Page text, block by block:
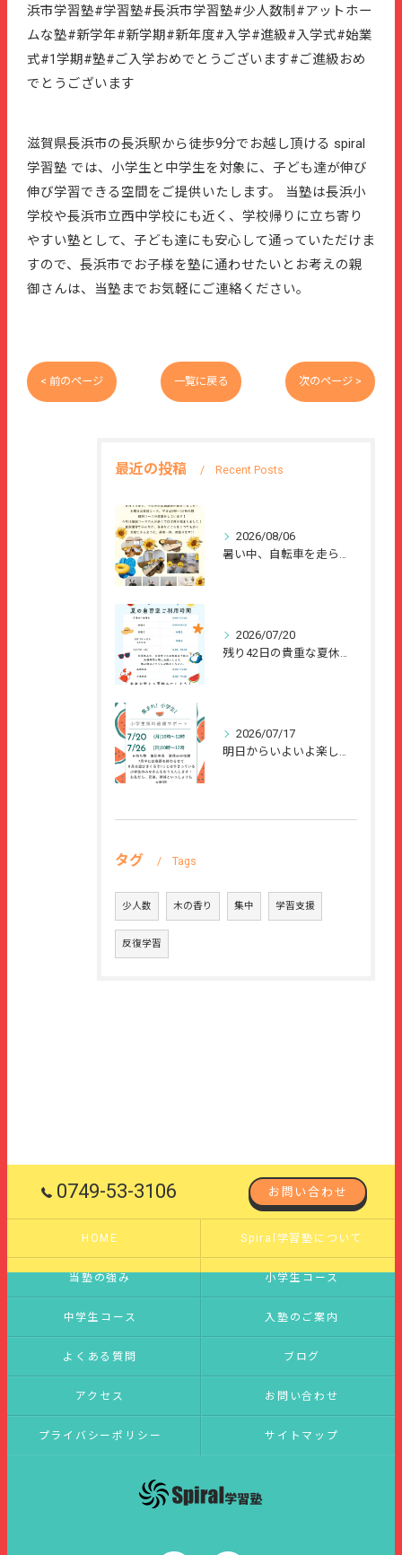
浜市学習塾#学習塾#長浜市学習塾#少人数制#アットホー
ムな塾#新学年#新学期#新年度#入学#進級#入学式#始業
式#1学期#塾#ご入学おめでとうございます#ご進級おめ
でとうございます
滋賀県長浜市の長浜駅から徒歩9分でお越し頂ける spiral
学習塾 では、小学生と中学生を対象に、子ども達が伸び
伸び学習できる空間をご提供いたします。 当塾は長浜小
学校や長浜市立西中学校にも近く、学校帰りに立ち寄り
やすい塾として、子ども達にも安心して通っていただけま
すので、長浜市でお子様を塾に通わせたいとお考えの親
御さんは、当塾までお気軽にご連絡ください。
< 前のページ 一覧に戻る 次のページ >
最近の投稿 Recent Posts
2026/08/06
暑い中、自転車を走らせて、または、ご家族のご協力のもと、夏休...
2026/07/20
残り42日の貴重な夏休みを、
2026/07/17
明日からいよいよ楽しい夏休みが始まりますね🌻
タグ Tags
少人数 木の香り 集中 学習支援
反復学習
0749-53-3106 お問い合わせ
HOME Spiral学習塾について
当塾の強み 小学生コース
中学生コース 入塾のご案内
よくある質問 ブログ
アクセス お問い合わせ
プライバシーポリシー サイトマップ